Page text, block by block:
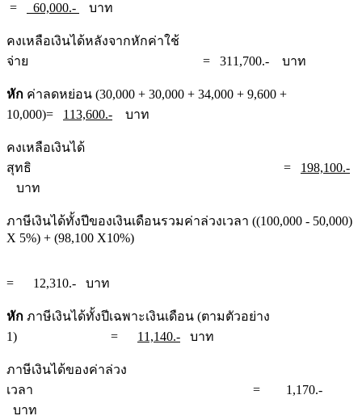
=
60,000.- บาท
คงเหลือเงินได้หลังจากหักค่าใช้
จ่าย = 311,700.- บาท
หัก ค่าลดหย่อน (30,000 + 30,000 + 34,000 + 9,600 +
10,000)= 113,600.- บาท
คงเหลือเงินได้
สุทธิ = 198,100.-
บาท
ภาษีเงินได้ทั้งปีของเงินเดือนรวมค่าล่วงเวลา ((100,000 - 50,000)
X 5%) + (98,100 X10%)
= 12,310.- บาท
หัก ภาษีเงินได้ทั้งปีเฉพาะเงินเดือน (ตามตัวอย่าง
1) = 11,140.- บาท
ภาษีเงินได้ของค่าล่วง
เวลา = 1,170.-
บาท